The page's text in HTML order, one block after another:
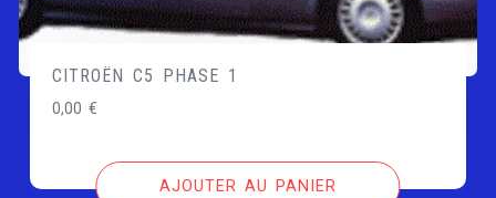
CITROËN C5 PHASE 1
0,00€
AJOUTER AU PANIER